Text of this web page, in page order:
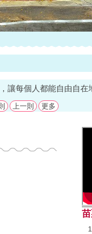
讓每個人都能自由自在
23883095、110、
上一則 更多